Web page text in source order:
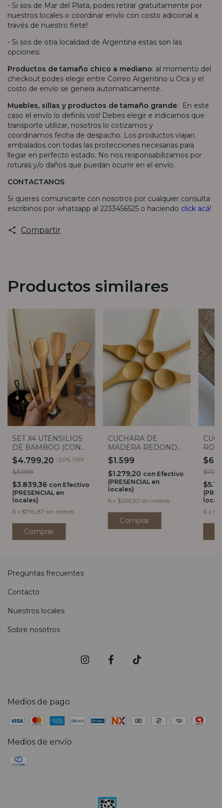
- Si sos de Mar del Plata, podes retirar gratuitamente por
nuestros locales o coordinar envío con costo adicional a
través de nuestro flete!
- Si sos de otra localidad de Argentina estas son las
opciones:
Productos de tamaño chico a mediano: al momento del
checkout podes elegir entre Correo Argentino u Oca y el
costo de envío se genera automaticamente.
Muebles, sillas y productos de tamaño grande: En este
caso el envío lo definís vos! Debes elegir e indicarnos que
transporte utilizar, nosotros lo cotizamos y
coordinamos fecha de despacho. Los productos viajan
embalados con todas las protecciones necesarias para
llegar en perfecto estado. No nos responsabilizamos por
roturas y/o daños que puedan ocurrir en el envío.
CONTACTANOS
Si queres comunicarte con nosotros por cualquier consulta
escribinos por whatsapp al 2233456525 o haciendo click acá!
Compartir
Productos similares
SET X4 UTENSILIOS
DE BAMBOO (CON
PINZA)
$4.799,20 -20% OFF
$5.999
$3.839,36 con Efectivo
(PRESENCIAL en
locales)
6 x $799,87 sin interés
CUCHARA DE
MADERA REDONDA
13CM
$1.599
$1.279,20 con Efectivo
(PRESENCIAL en
locales)
6 x $266,50 sin interés
6 x
Preguntas frecuentes
Contacto
Nuestros locales
Sobre nosotros
Medios de pago
Medios de envío